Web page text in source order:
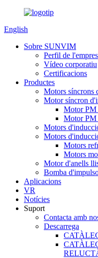
English
Sobre SUNVIM
Perfil de
Vídeo corporatiu
Certificacions
Productes
Motors síncrons
Motor síncron
Motor PM
Motor PM
Motors
Motors
Motors
Motors
Motor d'anells
Bomba
Aplicacions
VR
Notícies
Suport
Contacta amb
Descarrega